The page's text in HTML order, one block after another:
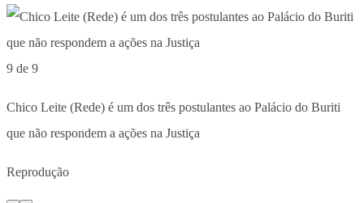
9 de 9
Chico Leite (Rede) é um dos três postulantes ao Palácio do Buriti
que não respondem a ações na Justiça
Reprodução